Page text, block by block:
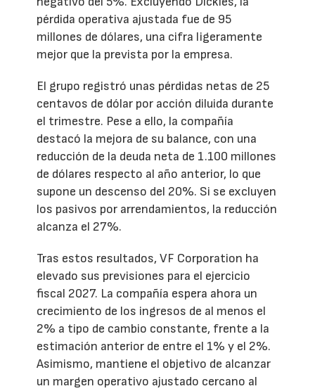
pérdida operativa ajustada fue de 95
millones de dólares, una cifra ligeramente
mejor que la prevista por la empresa.
El grupo registró unas pérdidas netas de 25
centavos de dólar por acción diluida durante
el trimestre. Pese a ello, la compañía
destacó la mejora de su balance, con una
reducción de la deuda neta de 1.100 millones
de dólares respecto al año anterior, lo que
supone un descenso del 20%. Si se excluyen
los pasivos por arrendamientos, la reducción
alcanza el 27%.
Tras estos resultados, VF Corporation ha
elevado sus previsiones para el ejercicio
fiscal 2027. La compañía espera ahora un
crecimiento de los ingresos de al menos el
2% a tipo de cambio constante, frente a la
estimación anterior de entre el 1% y el 2%.
Asimismo, mantiene el objetivo de alcanzar
un margen operativo ajustado cercano al